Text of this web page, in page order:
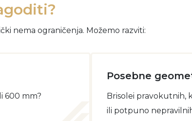
nema ograničenja. Možemo razviti:
600 mm?
Posebne
Brisolei pravokutnih,
ili potpuno